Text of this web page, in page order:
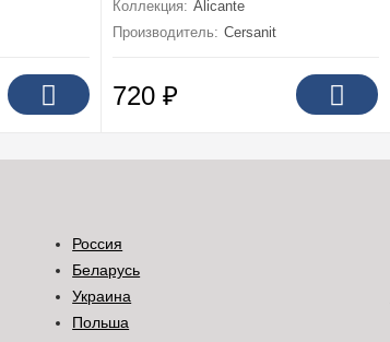
Коллекция: Alicante
Производитель: Cersanit
720₽
Россия
Беларусь
Украина
Польша